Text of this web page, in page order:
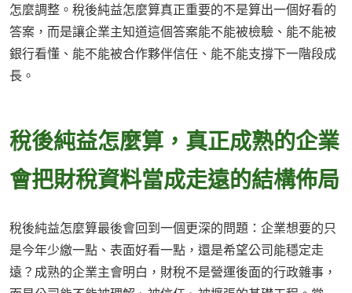
怎麼調整。稅後純益怎麼算真正重要的不是算出一個好看的
答案，而是讓企業主知道這個答案能不能被檢驗、能不能被
銀行看懂、能不能被合作夥伴信任、能不能支撐下一階段成
長。
稅後純益怎麼算，真正成熟的企業
會把財稅資料當成走遠的結構佈局
稅後純益怎麼算最後會回到一個更深的問題：企業想要的只
是今年少繳一點、表面好看一點，還是希望公司能穩定走
遠？成熟的企業主會明白，財稅不是營運後面的行政雜事，